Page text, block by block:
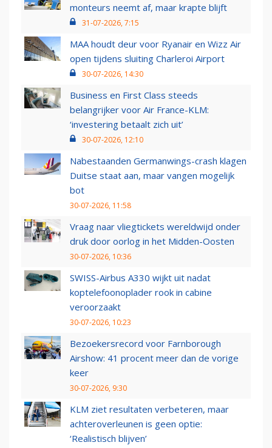
monteurs neemt af, maar krapte blijft
31-07-2026, 7:15
MAA houdt deur voor Ryanair en Wizz Air
open tijdens sluiting Charleroi Airport
30-07-2026, 14:30
Business en First Class steeds
belangrijker voor Air France-KLM:
‘investering betaalt zich uit’
30-07-2026, 12:10
Nabestaanden Germanwings-crash klagen
Duitse staat aan, maar vangen mogelijk
bot
30-07-2026, 11:58
Vraag naar vliegtickets wereldwijd onder
druk door oorlog in het Midden-Oosten
30-07-2026, 10:36
SWISS-Airbus A330 wijkt uit nadat
koptelefoonoplader rook in cabine
veroorzaakt
30-07-2026, 10:23
Bezoekersrecord voor Farnborough
Airshow: 41 procent meer dan de vorige
keer
30-07-2026, 9:30
KLM ziet resultaten verbeteren, maar
achteroverleunen is geen optie:
‘Realistisch blijven’